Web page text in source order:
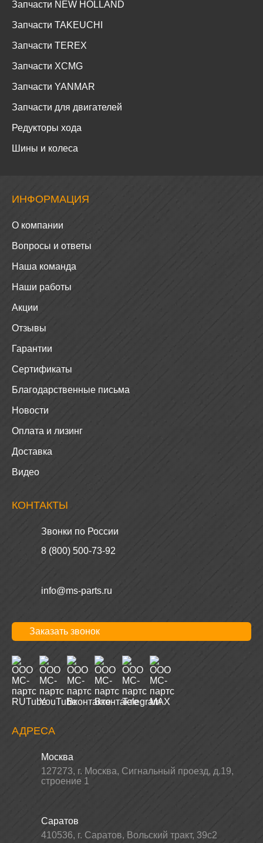
Запчасти NEW HOLLAND
Запчасти TAKEUCHI
Запчасти TEREX
Запчасти XCMG
Запчасти YANMAR
Запчасти для двигателей
Редукторы хода
Шины и колеса
ИНФОРМАЦИЯ
О компании
Вопросы и ответы
Наша команда
Наши работы
Акции
Отзывы
Гарантии
Сертификаты
Благодарственные письма
Новости
Оплата и лизинг
Доставка
Видео
КОНТАКТЫ
Звонки по России
8 (800) 500-73-92
info@ms-parts.ru
Заказать звонок
АДРЕСА
Москва
127273, г. Москва, Сигнальный проезд, д.19,
строение 1
Саратов
410536, г. Саратов, Вольский тракт, 39с2